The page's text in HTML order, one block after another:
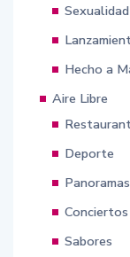
Sexualidad
Hecho a
Aire Libre
Deporte
Panoramas
Conciertos
Sabores